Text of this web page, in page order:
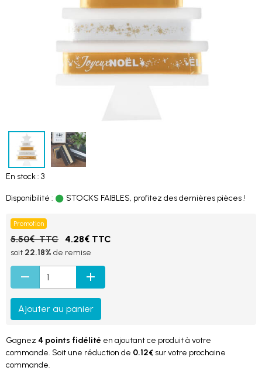
En stock : 3
Disponibilité : STOCKS FAIBLES, profitez des dernières pièces !
Promotion
5.50€ TTC 4.28€ TTC
soit 22.18% de remise
Ajouter au panier
Gagnez 4 points fidélité en ajoutant ce produit à votre
commande. Soit une réduction de 0.12€ sur votre prochaine
commande.